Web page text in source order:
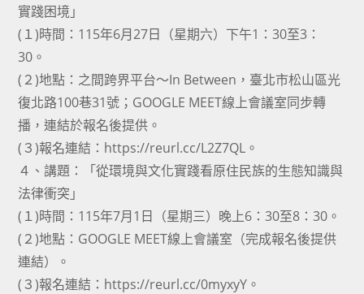
實踐困境」
(１)時間：115年6月27日（星期六）下午1：30至3：
30。
(２)地點：之間跨界平台～In Between，臺北市松山區光
復北路100巷31號；GOOGLE MEET線上會議室同步轉
播，連結於報名後提供。
(３)報名連結：https://reurl.cc/L2Z7QL。
４、講題：「從環境與文化實踐看原住民族的生態知識與
法律衝突」
(１)時間：115年7月1日（星期三）晚上6：30至8：30。
(２)地點：GOOGLE MEET線上會議室（完成報名後提供
連結）。
(３)報名連結：https://reurl.cc/0myxyY。